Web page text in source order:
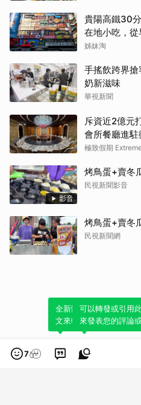
貴陽高鐵30
在地小吃，從
州「小吃王國
姊妹淘
手搖飲跨界
奶新滋味
華視新聞
斥資近2億元
會所餐廳進駐
粵菜與社交娛
極致假期
影音
烤鳥蛋+賣冬
民視新聞影音
烤鳥蛋+賣冬
民視新聞網
7
全新體驗！一鍵引用此
文來輕鬆表達個人立場。
可以轉發或引用
來發表您的評論或